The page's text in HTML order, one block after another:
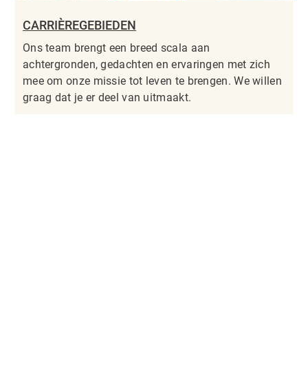
CARRIÈREGEBIEDEN
Ons team brengt een breed scala aan
achtergronden, gedachten en ervaringen met zich
mee om onze missie tot leven te brengen. We willen
graag dat je er deel van uitmaakt.